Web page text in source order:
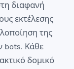
διαφανή
εκτέλεσης
της
bots. Κάθε
δομικό